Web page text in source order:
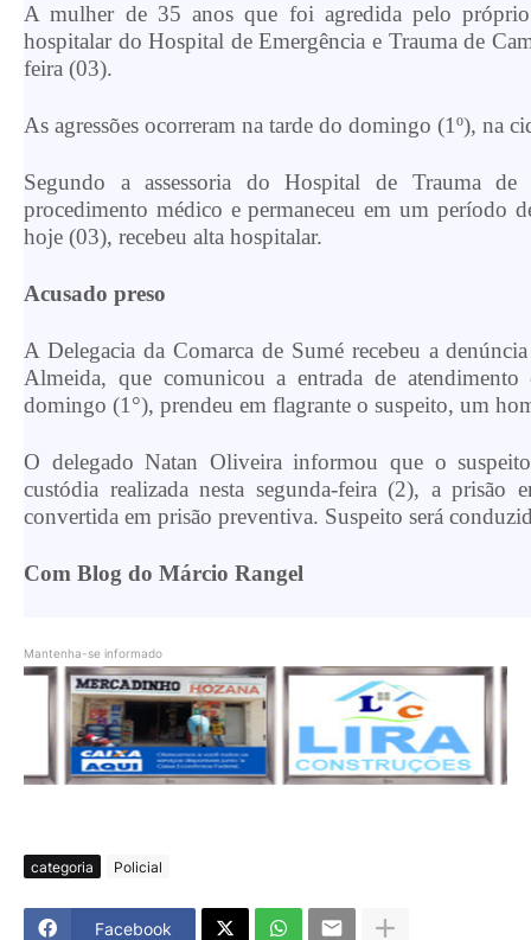
A mulher de 35 anos que foi agredida pelo
hospitalar do Hospital de Emergência e Trauma de
feira (03).
As agressões ocorreram na tarde do domingo (1º), na
Segundo a assessoria do Hospital de Trauma
procedimento médico e permaneceu em um período
hoje (03), recebeu alta hospitalar.
Acusado preso
A Delegacia da Comarca de Sumé recebeu a
Almeida, que comunicou a entrada de
domingo (1°), prendeu em flagrante o suspeito, um
O delegado Natan Oliveira informou que o
custódia realizada nesta segunda-feira (2), a
convertida em prisão preventiva. Suspeito será
Com Blog do Márcio Rangel
Mantenha-se informado
categoria Policial
Facebook